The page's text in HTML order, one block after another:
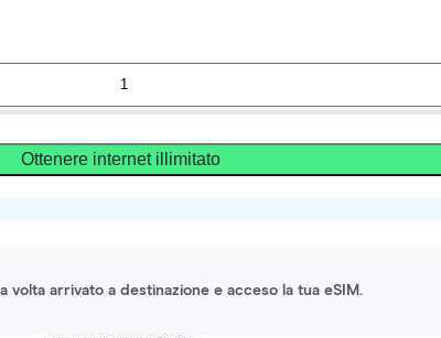
Ottenere internet illimitato
volta arrivato a destinazione e acceso la tua eSIM.